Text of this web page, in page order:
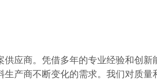
应商。凭借多年的专业经验和创新
产商不断变化的需求。我们对质量